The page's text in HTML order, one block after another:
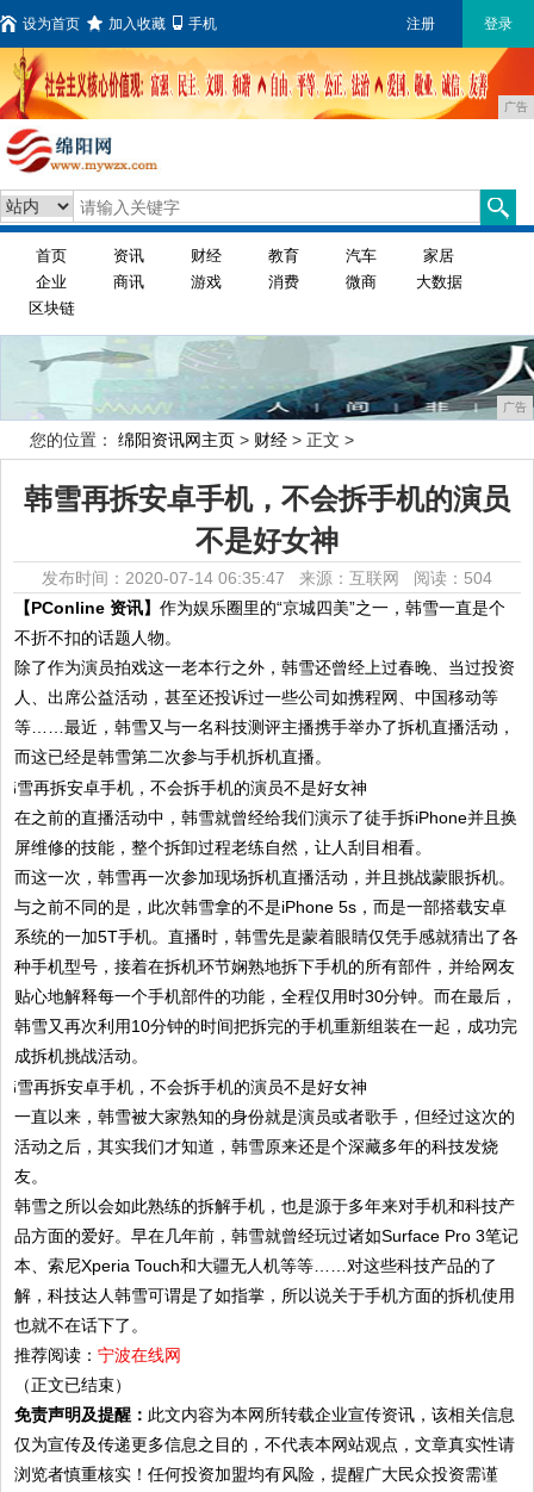
设为首页 加入收藏 手机 注册 登录
广告
首页 资讯 财经 教育 汽车
家居
企业
商讯 游戏 消费 微商
大数据
区块链
广告
您的位置： 绵阳资讯网主页 > 财经 > 正文 >
韩雪再拆安卓手机，不会拆手机的演员
不是好女神
发布时间：2020-07-14 06:35:47 来源：互联网 阅读：504
【PConline 资讯】作为娱乐圈里的“京城四美”之一，韩雪一直是个
不折不扣的话题人物。
除了作为演员拍戏这一老本行之外，韩雪还曾经上过春晚、当过投资
人、出席公益活动，甚至还投诉过一些公司如携程网、中国移动等
等……最近，韩雪又与一名科技测评主播携手举办了拆机直播活动，
而这已经是韩雪第二次参与手机拆机直播。
在之前的直播活动中，韩雪就曾经给我们演示了徒手拆iPhone并且换
屏维修的技能，整个拆卸过程老练自然，让人刮目相看。
而这一次，韩雪再一次参加现场拆机直播活动，并且挑战蒙眼拆机。
与之前不同的是，此次韩雪拿的不是iPhone 5s，而是一部搭载安卓
系统的一加5T手机。直播时，韩雪先是蒙着眼睛仅凭手感就猜出了各
种手机型号，接着在拆机环节娴熟地拆下手机的所有部件，并给网友
贴心地解释每一个手机部件的功能，全程仅用时30分钟。而在最后，
韩雪又再次利用10分钟的时间把拆完的手机重新组装在一起，成功完
成拆机挑战活动。
一直以来，韩雪被大家熟知的身份就是演员或者歌手，但经过这次的
活动之后，其实我们才知道，韩雪原来还是个深藏多年的科技发烧
友。
韩雪之所以会如此熟练的拆解手机，也是源于多年来对手机和科技产
品方面的爱好。早在几年前，韩雪就曾经玩过诸如Surface Pro 3笔记
本、索尼Xperia Touch和大疆无人机等等……对这些科技产品的了
解，科技达人韩雪可谓是了如指掌，所以说关于手机方面的拆机使用
也就不在话下了。
推荐阅读：宁波在线网
（正文已结束）
免责声明及提醒： 此文内容为本网所转载企业宣传资讯，该相关信息
仅为宣传及传递更多信息之目的，不代表本网站观点，文章真实性请
浏览者慎重核实！任何投资加盟均有风险，提醒广大民众投资需谨